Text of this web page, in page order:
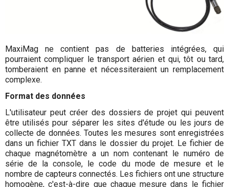
MaxiMag ne contient pas de batteries intégrées, qui
pourraient compliquer le transport aérien et qui, tôt ou tard,
tomberaient en panne et nécessiteraient un remplacement
complexe.
Format des données
L'utilisateur peut créer des dossiers de projet qui peuvent
être utilisés pour séparer les sites d'étude ou les jours de
collecte de données. Toutes les mesures sont enregistrées
dans un fichier TXT dans le dossier du projet. Le fichier de
chaque magnétomètre a un nom contenant le numéro de
série de la console, le code du mode de mesure et le
nombre de capteurs connectés. Les fichiers ont une structure
homogène, c'est-à-dire que chaque mesure dans le fichier